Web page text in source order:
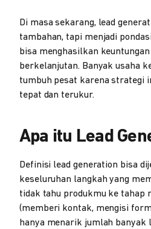
Di masa sekarang, lead
tambahan, tapi menjadi
bisa menghasilkan
berkelanjutan. Banyak usaha
tumbuh pesat karena strategi
tepat dan terukur.
Apa itu Lead
Definisi lead generation bisa
keseluruhan langkah yang
tidak tahu produkmu ke tahap
(memberi kontak, mengisi
hanya menarik jumlah banyak